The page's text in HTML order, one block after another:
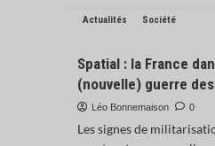
Actualités Société
Spatial : la France
(nouvelle) guerre
Léo Bonnemaison 0
Les signes de